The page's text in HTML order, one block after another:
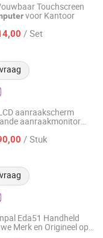
Touchscreen
voor Kantoor
/ Set
Co., Ltd
aanraakscherm
aanraakmonitor
/ Stuk
Co., Ltd.
Eda51 Handheld
Merk en Origineel op
Co., Ltd.